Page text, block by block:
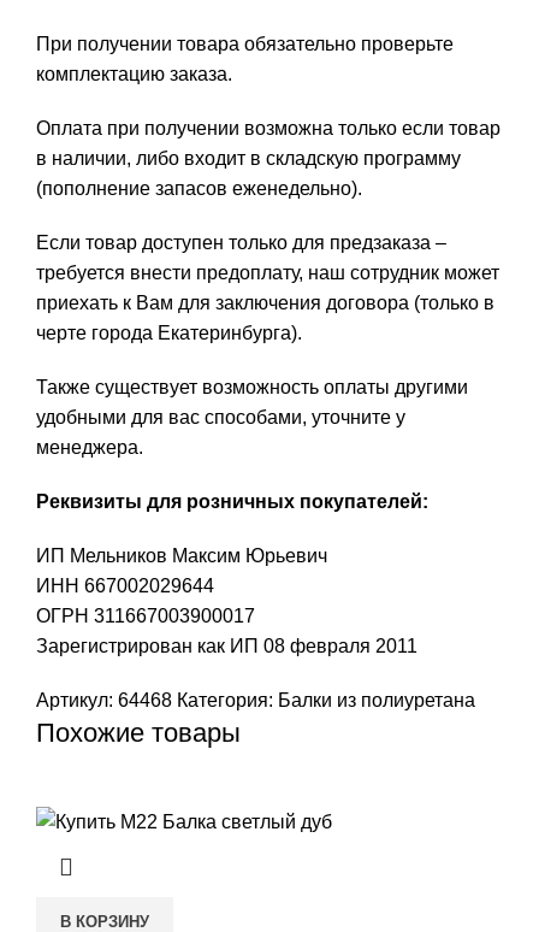
При получении товара обязательно проверьте
комплектацию заказа.
Оплата при получении возможна только если товар
в наличии, либо входит в складскую программу
(пополнение запасов еженедельно).
Если товар доступен только для предзаказа –
требуется внести предоплату, наш сотрудник может
приехать к Вам для заключения договора (только в
черте города Екатеринбурга).
Также существует возможность оплаты другими
удобными для вас способами, уточните у
менеджера.
Реквизиты для розничных покупателей:
ИП Мельников Максим Юрьевич
ИНН 667002029644
ОГРН 311667003900017
Зарегистрирован как ИП 08 февраля 2011
Артикул: 64468 Категория: Балки из полиуретана
Похожие товары
В КОРЗИНУ